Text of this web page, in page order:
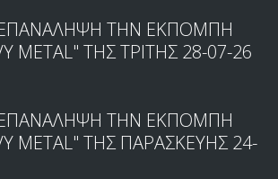
ΤΗΝ ΕΚΠΟΜΠΗ
METAL" ΤΗΣ ΤΡΙΤΗΣ 28-07-26
ΤΗΝ ΕΚΠΟΜΠΗ
METAL" ΤΗΣ ΠΑΡΑΣΚΕΥΗΣ 24-